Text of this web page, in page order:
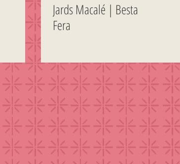
Jards Macalé | Besta
Fera